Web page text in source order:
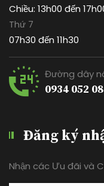
Chiều: 13h00 đến
Thứ 7
07h30 đến 11h30
Đường dây
0934 052
Đăng ký
Nhận các Ưu đãi và